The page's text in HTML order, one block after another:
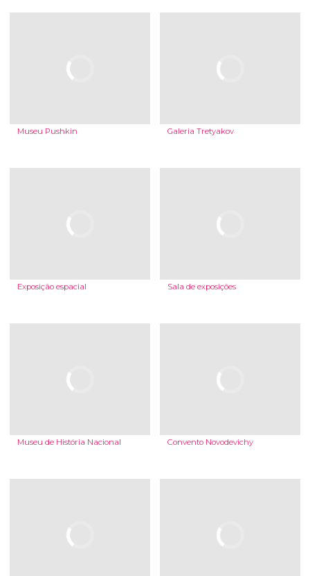
Museu Pushkin Galeria Tretyakov
Exposição espacial Sala de exposições
Museu de História Nacional Convento Novodevichy